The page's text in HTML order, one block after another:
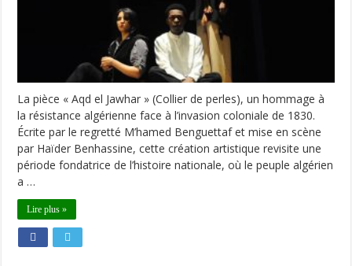
La pièce « Aqd el Jawhar » (Collier de perles), un hommage à
la résistance algérienne face à l’invasion coloniale de 1830.
Écrite par le regretté M’hamed Benguettaf et mise en scène
par Haïder Benhassine, cette création artistique revisite une
période fondatrice de l’histoire nationale, où le peuple algérien
a …
Lire plus »